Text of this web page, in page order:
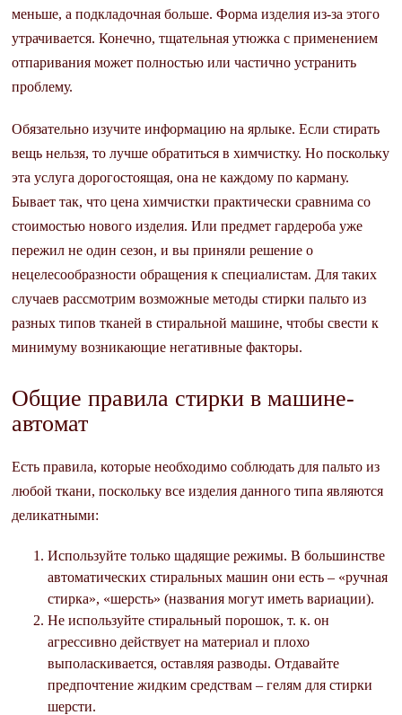
меньше, а подкладочная больше. Форма изделия из-за этого
утрачивается. Конечно, тщательная утюжка с применением
отпаривания может полностью или частично устранить
проблему.
Обязательно изучите информацию на ярлыке. Если стирать
вещь нельзя, то лучше обратиться в химчистку. Но поскольку
эта услуга дорогостоящая, она не каждому по карману.
Бывает так, что цена химчистки практически сравнима со
стоимостью нового изделия. Или предмет гардероба уже
пережил не один сезон, и вы приняли решение о
нецелесообразности обращения к специалистам. Для таких
случаев рассмотрим возможные методы стирки пальто из
разных типов тканей в стиральной машине, чтобы свести к
минимуму возникающие негативные факторы.
Общие правила стирки в машине-
автомат
Есть правила, которые необходимо соблюдать для пальто из
любой ткани, поскольку все изделия данного типа являются
деликатными:
Используйте только щадящие режимы. В большинстве
автоматических стиральных машин они есть – «ручная
стирка», «шерсть» (названия могут иметь вариации).
Не используйте стиральный порошок, т. к. он
агрессивно действует на материал и плохо
выполаскивается, оставляя разводы. Отдавайте
предпочтение жидким средствам – гелям для стирки
шерсти.